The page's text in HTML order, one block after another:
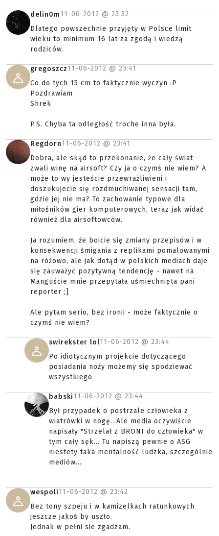
delin0m11-06-2012 @ 23:32
Dlatego powszechnie przyjęty w Polsce limit
wieku to minimum 16 lat za zgodą i wiedzą
rodziców.
gregoszcz11-06-2012 @ 23:41
Co do tych 15 cm to faktycznie wyczyn :P
Pozdrawiam
Shrek
P.S. Chyba ta odległość troche inna była.
Regdorn11-06-2012 @ 23:41
Dobra, ale skąd to przekonanie, że cały świat
zwali winę na airsoft? Czy ja o czymś nie wiem? A
może to wy jesteście przewrażliwieni i
doszukujecie się rozdmuchiwanej sensacji tam,
gdzie jej nie ma? To zachowanie typowe dla
miłośników gier komputerowych, teraz jak widać
również dla airsoftowców.
Ja rozumiem, że boicie się zmiany przepisów i w
konsekwencji śmigania z replikami pomalowanymi
na różowo, ale jak dotąd w polskich mediach daje
się zauważyć pozytywną tendencję - nawet na
Manguście mnie przepytała uśmiechnięta pani
reporter ;]
Ale pytam serio, bez ironii - może faktycznie o
czymś nie wiem?
swirekster lol11-06-2012 @ 23:44
Po idiotycznym projekcie dotyczącego
posiadania noży możemy się spodziewać
wszystkiego
babski11-06-2012 @ 23:44
Był przypadek o postrzale człowieka z
wiatrówki w nogę...Ale media oczywiście
napisały "Strzelał z BRONI do człowieka" w
tym cały sęk... Tu napiszą pewnie o ASG
niestety taka mentalność ludzka, szczególnie
mediów...
wespoli11-06-2012 @ 23:42
Bez tony szpeju i w kamizelkach ratunkowych
jeszcze jakoś by uszło.
Jednak w pełni sie zgadzam.